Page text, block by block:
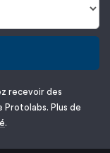
recevoir des
Plus de
.